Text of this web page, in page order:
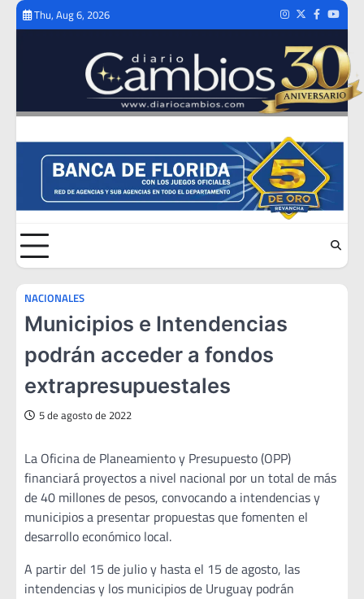
Skip
Thu, Aug 6, 2026 Instagram
TwitterFacebook
NACIONALES
Municipios e Intendencias
podrán acceder a fondos
extrapresupuestales
5 de agosto de 2022
La Oficina de Planeamiento y Presupuesto (OPP)
financiará proyectos a nivel nacional por un total de más
de 40 millones de pesos, convocando a intendencias y
municipios a presentar propuestas que fomenten el
desarrollo económico local.
A partir del 15 de julio y hasta el 15 de agosto, las
intendencias y los municipios de Uruguay podrán